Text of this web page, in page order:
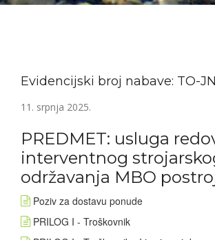
Evidencijski broj nabave: TO-
11. srpnja 2025.
PREDMET: usluga
interventnog
održavanja MBO
Poziv za dostavu ponude
PRILOG I - Troškovnik